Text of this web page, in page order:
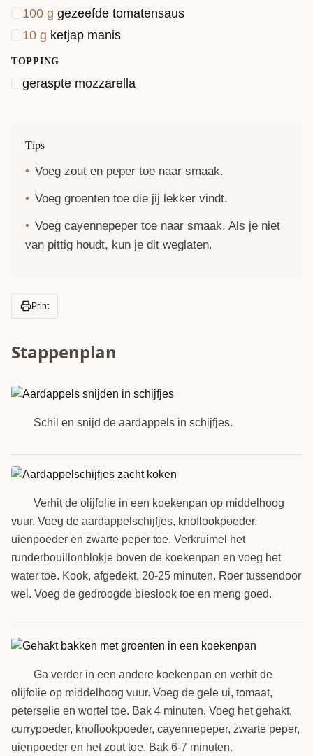
100 g gezeefde tomatensaus
10 g ketjap manis
TOPPING
geraspte mozzarella
Tips
Voeg zout en peper toe naar smaak.
Voeg groenten toe die jij lekker vindt.
Voeg cayennepeper toe naar smaak. Als je niet
van pittig houdt, kun je dit weglaten.
Print
Stappenplan
Schil en snijd de aardappels in schijfjes.
Verhit de olijfolie in een koekenpan op middelhoog
vuur. Voeg de aardappelschijfjes, knoflookpoeder,
uienpoeder en zwarte peper toe. Verkruimel het
runderbouillonblokje boven de koekenpan en voeg het
water toe. Kook, afgedekt, 20-25 minuten. Roer tussendoor
wel. Voeg de gedroogde bieslook toe en meng goed.
Ga verder in een andere koekenpan en verhit de
olijfolie op middelhoog vuur. Voeg de gele ui, tomaat,
peterselie en wortel toe. Bak 4 minuten. Voeg het gehakt,
currypoeder, knoflookpoeder, cayennepeper, zwarte peper,
uienpoeder en het zout toe. Bak 6-7 minuten.